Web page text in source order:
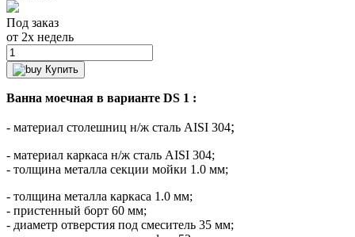
Под заказ
от 2х недель
Купить
Ванна моечная в варианте DS 1 :
- материал столешниц н/ж сталь AISI 304;
- материал каркаса н/ж сталь AISI 304;
- толщина металла секции мойки 1.0 мм;
- толщина металла каркаса 1.0 мм;
- пристенный борт 60 мм;
- диаметр отверстия под смеситель 35 мм;